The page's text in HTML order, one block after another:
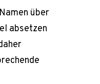
über
absetzen